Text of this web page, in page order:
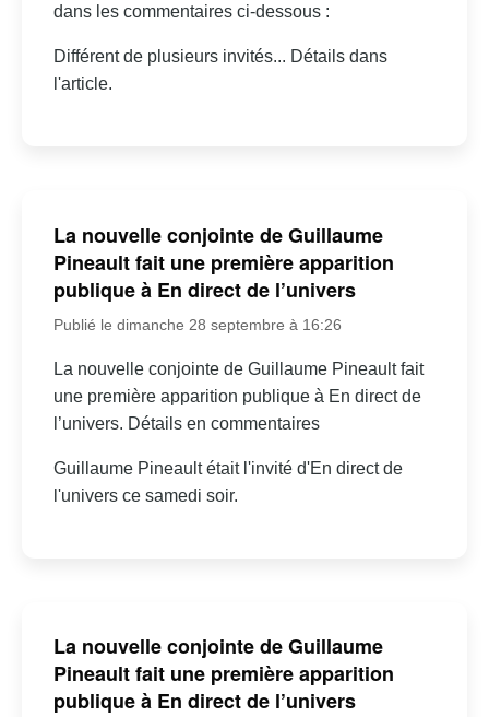
dans les commentaires ci-dessous :
Différent de plusieurs invités... Détails dans
l'article.
La nouvelle conjointe de Guillaume
Pineault fait une première apparition
publique à En direct de l’univers
Publié le dimanche 28 septembre à 16:26
La nouvelle conjointe de Guillaume Pineault fait
une première apparition publique à En direct de
l’univers. Détails en commentaires
Guillaume Pineault était l'invité d'En direct de
l'univers ce samedi soir.
La nouvelle conjointe de Guillaume
Pineault fait une première apparition
publique à En direct de l’univers